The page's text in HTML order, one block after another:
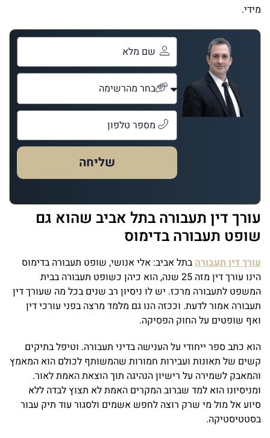
מידי.
שליחה
עורך דין תעבורה בתל אביב שהוא גם
שופט תעבורה בדימוס
עורך דין תעבורהבתל אביב: אלי אנושי, שופט תעבורה בדימוס
הינו עורך דין מזה 25 שנה, הוא כיהן כשופט תעבורה בבית
המשפט לתעבורה מרכז. יש לו ניסיון רב שנים בכל מה שעורך דין
תעבורה אמור לדעת. וככזה הנו גם מלמד מרצה בפני עורכי דין
ואף שופטים על החוק הפסיקה.
הוא כתב ספר ייחודי על הענישה בדיני תעבורה. וטיפל בתיקים
קשים של תאונות ועבירות חמורות שהמשותף לכולם הוא המאמץ
והמאבק לשמירה על רישיון הנהיגה תוך הוצאת האמת לאור.
ומניסיונו הוא למד שברוב המקרים האמת לא תצוץ לבדה ללא
סיוע אל מול מי שרק רוצה לחפש אשמים ולסגור עוד תיק עבור
בסטטיסטיקה.